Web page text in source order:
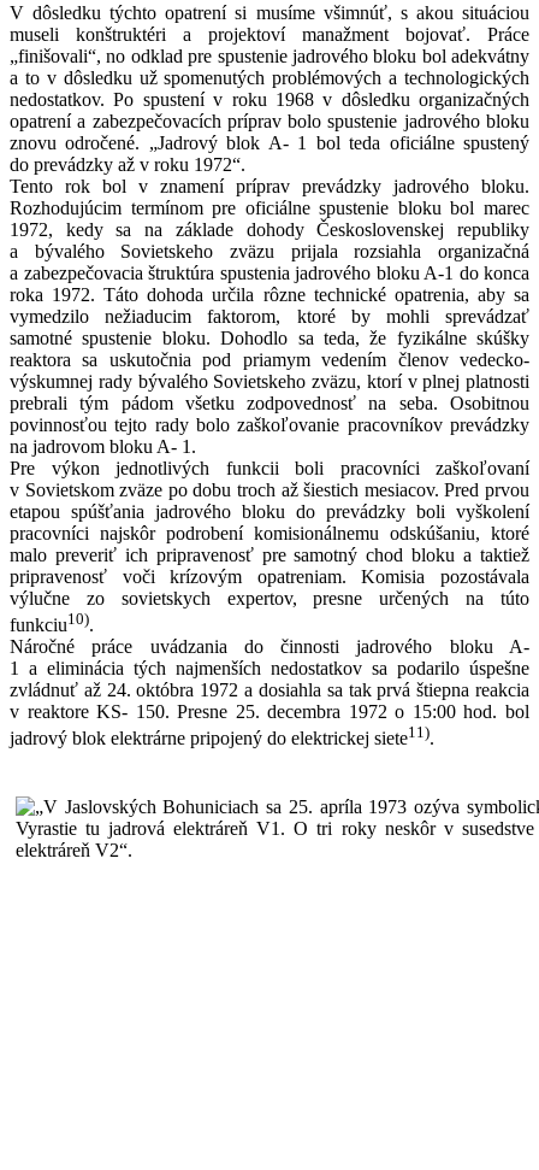
V dôsledku týchto opatrení si musíme všimnúť, s akou situáciou
museli konštruktéri a projektoví manažment bojovať. Práce
„finišovali“, no odklad pre spustenie jadrového bloku bol adekvátny
a to v dôsledku už spomenutých problémových a technologických
nedostatkov. Po spustení v roku 1968 v dôsledku organizačných
opatrení a zabezpečovacích príprav bolo spustenie jadrového bloku
znovu odročené. „Jadrový blok A- 1 bol teda oficiálne spustený
do prevádzky až v roku 1972“.
Tento rok bol v znamení príprav prevádzky jadrového bloku.
Rozhodujúcim termínom pre oficiálne spustenie bloku bol marec
1972, kedy sa na základe dohody Československej republiky
a bývalého Sovietskeho zväzu prijala rozsiahla organizačná
a zabezpečovacia štruktúra spustenia jadrového bloku A-1 do konca
roka 1972. Táto dohoda určila rôzne technické opatrenia, aby sa
vymedzilo nežiaducim faktorom, ktoré by mohli sprevádzať
samotné spustenie bloku. Dohodlo sa teda, že fyzikálne skúšky
reaktora sa uskutočnia pod priamym vedením členov vedecko-
výskumnej rady bývalého Sovietskeho zväzu, ktorí v plnej platnosti
prebrali tým pádom všetku zodpovednosť na seba. Osobitnou
povinnosťou tejto rady bolo zaškoľovanie pracovníkov prevádzky
na jadrovom bloku A- 1.
Pre výkon jednotlivých funkcii boli pracovníci zaškoľovaní
v Sovietskom zväze po dobu troch až šiestich mesiacov. Pred prvou
etapou spúšťania jadrového bloku do prevádzky boli vyškolení
pracovníci najskôr podrobení komisionálnemu odskúšaniu, ktoré
malo preveriť ich pripravenosť pre samotný chod bloku a taktiež
pripravenosť voči krízovým opatreniam. Komisia pozostávala
výlučne zo sovietskych expertov, presne určených na túto
funkciu10).
Náročné práce uvádzania do činnosti jadrového bloku A-
1 a eliminácia tých najmenších nedostatkov sa podarilo úspešne
zvládnuť až 24. októbra 1972 a dosiahla sa tak prvá štiepna reakcia
v reaktore KS- 150. Presne 25. decembra 1972 o 15:00 hod. bol
jadrový blok elektrárne pripojený do elektrickej siete11).